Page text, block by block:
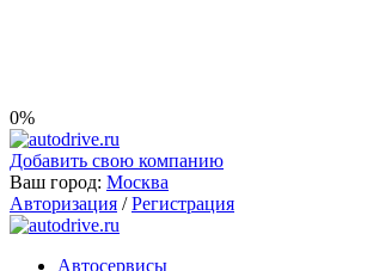
0%
Добавить свою компанию
Ваш город: Москва
Авторизация / Регистрация
Автосервисы